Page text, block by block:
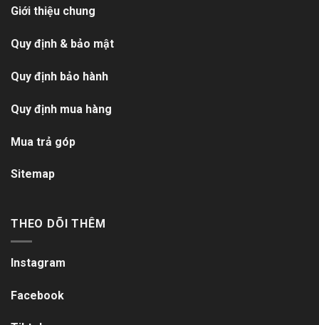
Giới thiệu chung
Quy định & bảo mật
Quy định bảo hành
Quy định mua hàng
Mua trả góp
Sitemap
THEO DÕI THÊM
Instagram
Facebook